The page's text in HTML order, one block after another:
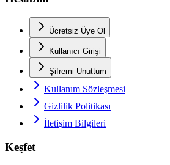
Ücretsiz Üye Ol
Kullanıcı Girişi
Şifremi Unuttum
Kullanım Sözleşmesi
Gizlilik Politikası
İletişim Bilgileri
Keşfet